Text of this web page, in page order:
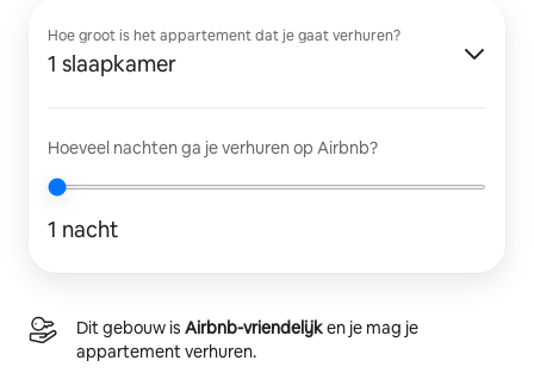
Hoe groot is het appartement dat je gaat verhuren?
1 slaapkamer
Hoeveel nachten ga je verhuren op Airbnb?
1 nacht
Dit gebouw is Airbnb-vriendelijken je mag je
appartement verhuren.